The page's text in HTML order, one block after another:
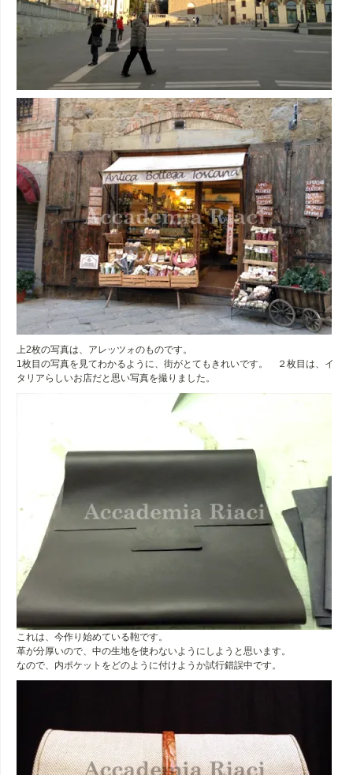
上2枚の写真は、アレッツォのものです。
1枚目の写真を見てわかるように、街がとてもきれいです。 ２枚目は、イ
タリアらしいお店だと思い写真を撮りました。
これは、今作り始めている鞄です。
革が分厚いので、中の生地を使わないようにしようと思います。
なので、内ポケットをどのように付けようか試行錯誤中です。